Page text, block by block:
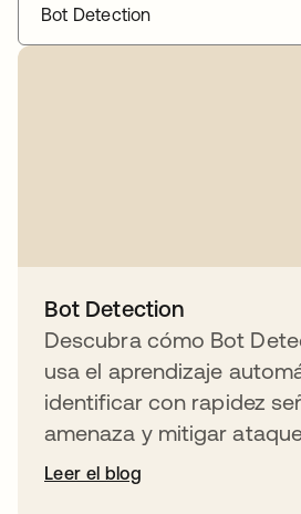
Bot Detection
Bot Detection
Descubra cómo Bot
usa el aprendizaje
identificar con rapidez
amenaza y mitigar
Leer el blog